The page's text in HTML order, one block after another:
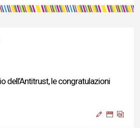
dell’Antitrust, le congratulazioni